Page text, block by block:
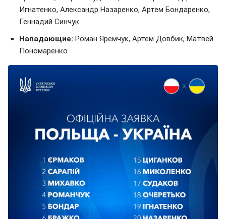
Игнатенко, Александр Назаренко, Артем Бондаренко,
Геннадий Синчук
Нападающие: Роман Яремчук, Артем Довбик, Матвей
Пономаренко